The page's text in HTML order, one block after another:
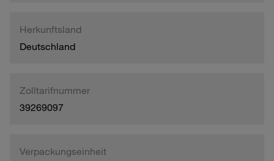
Herkunftsland
Deutschland
Zolltarifnummer
39269097
Verpackungseinheit